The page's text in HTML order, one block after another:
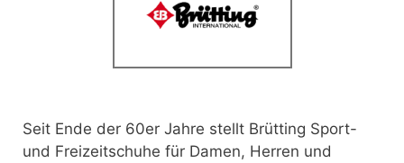
Seit Ende der 60er Jahre stellt Brütting Sport-
und Freizeitschuhe für Damen, Herren und